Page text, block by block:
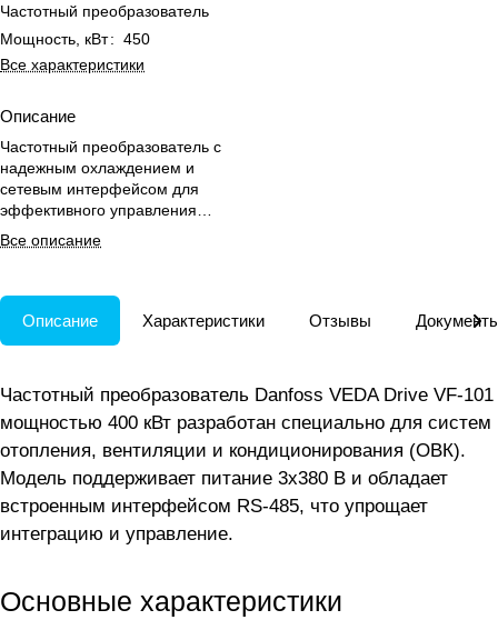
Частотный преобразователь
Мощность, кВт: 450
Все характеристики
Описание
Частотный преобразователь с
надежным охлаждением и
сетевым интерфейсом для
эффективного управления
двигателями в системах ОВК.
Все описание
Описание Характеристики Отзывы
Частотный преобразователь Danfoss VEDA Drive VF-101
мощностью 400 кВт разработан специально для систем
отопления, вентиляции и кондиционирования (ОВК).
Модель поддерживает питание 3х380 В и обладает
встроенным интерфейсом RS-485, что упрощает
интеграцию и управление.
Основные характеристики